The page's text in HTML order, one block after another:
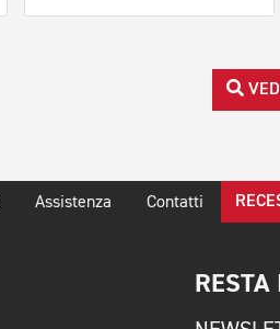
Assistenza Contatti
RESTA